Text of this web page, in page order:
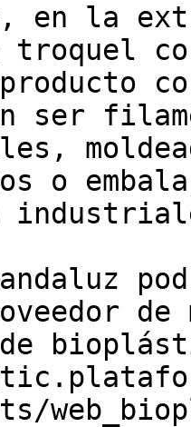
en la
troquel
ser
o
de